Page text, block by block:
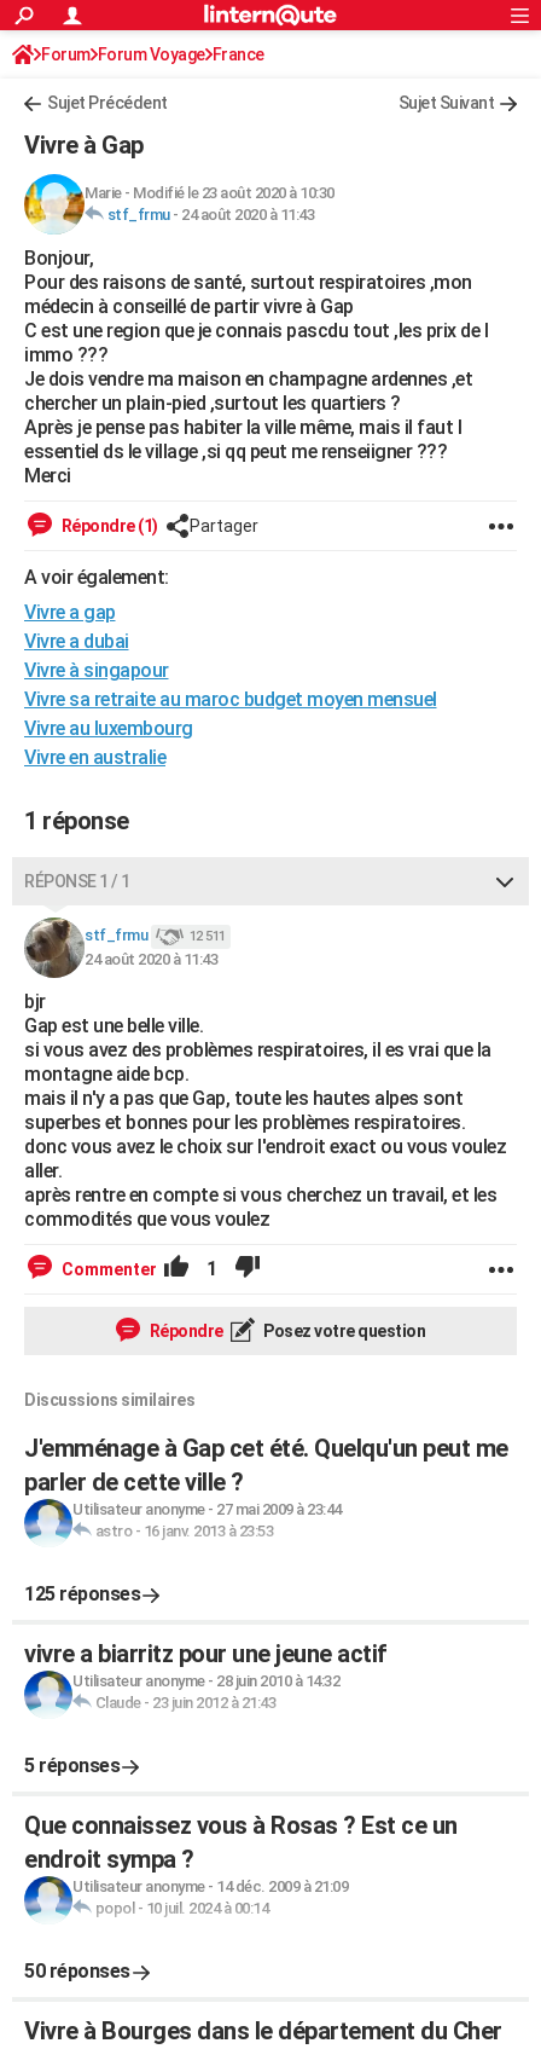
ACTUALITÉS
Politique
Société
Faits Divers
Education
Monde
Villes
+
FINANCE
Retraite
Impôts
Epargne
Immobilier
Risques naturels par ville
Banque
Assurance
Crédit
AUTO
Essais
Réserver un essai
Citadines
Berlines
SUV
Forum auto
+HIGH-TECH
Mobiles
Meilleur smartphone
Internet
Ordinateurs
Jeux vidéo
Guide high-tech
+BRICOLAGE
Forum
Aménagement intérieur
Extérieur
Cuisine
Salle de bains
Jardinage
Rangement
WEEK-END
Guides de France
Escapades
Patrimoine
Expositions
Musées
Week-end nature
LIFESTYLE
Art de vivre
Bien-être
Loisirs
ModeModes de vie
SANTE
Alimentation
Guide de la santé
Maladies
Médicaments
Sommeil
VOYAGE
Destinations
City break
Voyage nature
Voyage de noces
Forum
Climat
PHOTO
GUIDES D'ACHAT
BONS PLANS
CARTE DE VOEUX
Carte de Noël
Carte Bonne année
Carte Saint-Valentin
Carte Pâques
Carte d'anniversaire
DICTIONNAIRE
Dictionnaire
Biographies
Citations
Expressions
Proverbes
PROGRAMME TV
AVIS DE DÉCÈS
FORUM
Bricolage
Lifestyle
Culture
Sport
Auto
Television
Voyage
Cinema
S'inscrire
Connexion
Forum Forum Voyage France
Sujet Précédent Sujet Suivant
Vivre à Gap
Marie- Modifié le 23 août 2020 à 10:30
stf_frmu- 24 août 2020 à 11:43
Bonjour,
Pour des raisons de santé, surtout respiratoires ,mon
médecin à conseillé de partir vivre à Gap
C est une region que je connais pascdu tout ,les prix de l
immo ???
Je dois vendre ma maison en champagne ardennes ,et
chercher un plain-pied ,surtout les quartiers ?
Après je pense pas habiter la ville même, mais il faut l
essentiel ds le village ,si qq peut me renseiigner ???
Merci
Répondre (1) Partager
A voir également:
Vivre a gap
Vivre a dubai
Vivre à singapour
Vivre sa retraite au maroc budget moyen mensuel
Vivre au luxembourg
Vivre en australie
1 réponse
RÉPONSE 1 / 1
stf_frmu 12 511
24 août 2020 à 11:43
bjr
Gap est une belle ville.
si vous avez des problèmes respiratoires, il es vrai que la
montagne aide bcp.
mais il n'y a pas que Gap, toute les hautes alpes sont
superbes et bonnes pour les problèmes respiratoires.
donc vous avez le choix sur l'endroit exact ou vous voulez
aller.
après rentre en compte si vous cherchez un travail, et les
commodités que vous voulez
Commenter 1
Répondre Posez votre question
Discussions similaires
J'emménage à Gap cet été. Quelqu'un peut me
parler de cette ville ?
Utilisateur anonyme- 27 mai 2009 à 23:44
astro- 16 janv. 2013 à 23:53
125 réponses
vivre a biarritz pour une jeune actif
Utilisateur anonyme- 28 juin 2010 à 14:32
Claude- 23 juin 2012 à 21:43
5 réponses
Que connaissez vous à Rosas ? Est ce un
endroit sympa ?
Utilisateur anonyme- 14 déc. 2009 à 21:09
popol - 10 juil. 2024 à 00:14
50 réponses
Vivre à Bourges dans le département du Cher